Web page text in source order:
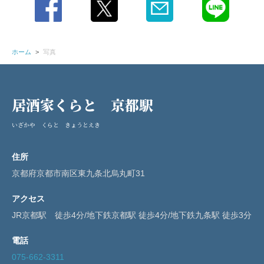
ホーム 写真
居酒家くらと 京都駅
いざかや くらと きょうとえき
住所
京都府京都市南区東九条北烏丸町31
アクセス
JR京都駅 徒歩4分/地下鉄京都駅 徒歩4分/地下鉄九条駅 徒歩3分
電話
075-662-3311